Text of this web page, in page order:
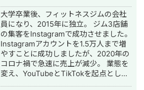
70％へ改善 ・平均継続期間：7ヶ月 →
1年以上へ改善 【主な実績 個人】 ・
トレーナースクール事業6ヶ月で売上
250万円達成（0から企画〜ローンチま
で支援） ・オンラインパーソナル支
援 3年連続売上２００万円達成（本業
の対面パーソナルと別事業として構
築） 【SNS関連】 ・YouTubeチャン
ネル収益化：3チャンネル達成 ・
大学卒業後、フィットネスジムの会社
員になり、2015年に独立。 ジム3店舗
の集客をInstagramで成功させました。
Instagramアカウントを1.5万人まで増
やすことに成功しましたが、2020年の
コロナ禍で急速に売上が減少。 業態を
変え、YouTubeとTikTokを起点とした